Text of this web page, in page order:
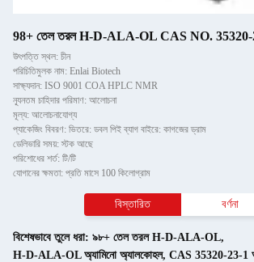
98+ তেল তরল H-D-ALA-OL CAS NO. 35320-
উৎপত্তি স্থল: চীন
পরিচিতিমুলক নাম: Enlai Biotech
সাক্ষ্যদান: ISO 9001 COA HPLC NMR
ন্যূনতম চাহিদার পরিমাণ: আলোচনা
মূল্য: আলোচনাযোগ্য
প্যাকেজিং বিবরণ: ভিতরে: ডবল পিই ব্যাগ বাইরে: কাগজের ড্রাম
ডেলিভারি সময়: স্টক আছে
পরিশোধের শর্ত: টি/টি
যোগানের ক্ষমতা: প্রতি মাসে 100 কিলোগ্রাম
বিস্তারিত বর্ণনা
বিশেষভাবে তুলে ধরা: ৯৮+ তেল তরল H-D-ALA-OL,
H-D-ALA-OL অ্যামিনো অ্যালকোহল, CAS 35320-23-1